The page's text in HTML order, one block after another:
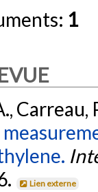
1
Carreau,
Lien externe